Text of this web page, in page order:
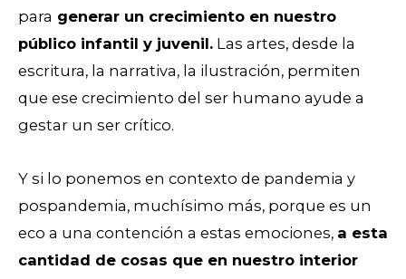
para generar un crecimiento en nuestro
público infantil y juvenil. Las artes, desde la
escritura, la narrativa, la ilustración, permiten
que ese crecimiento del ser humano ayude a
gestar un ser crítico.
Y si lo ponemos en contexto de pandemia y
pospandemia, muchísimo más, porque es un
eco a una contención a estas emociones, a esta
cantidad de cosas que en nuestro interior